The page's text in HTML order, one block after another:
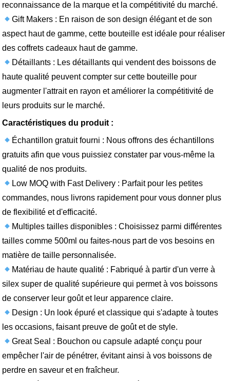
reconnaissance de la marque et la compétitivité du marché.
Gift Makers : En raison de son design élégant et de son
aspect haut de gamme, cette bouteille est idéale pour réaliser
des coffrets cadeaux haut de gamme.
Détaillants : Les détaillants qui vendent des boissons de
haute qualité peuvent compter sur cette bouteille pour
augmenter l'attrait en rayon et améliorer la compétitivité de
leurs produits sur le marché.
Caractéristiques du produit :
Échantillon gratuit fourni : Nous offrons des échantillons
gratuits afin que vous puissiez constater par vous-même la
qualité de nos produits.
Low MOQ with Fast Delivery : Parfait pour les petites
commandes, nous livrons rapidement pour vous donner plus
de flexibilité et d'efficacité.
Multiples tailles disponibles : Choisissez parmi différentes
tailles comme 500ml ou faites-nous part de vos besoins en
matière de taille personnalisée.
Matériau de haute qualité : Fabriqué à partir d'un verre à
silex super de qualité supérieure qui permet à vos boissons
de conserver leur goût et leur apparence claire.
Design : Un look épuré et classique qui s'adapte à toutes
les occasions, faisant preuve de goût et de style.
Great Seal : Bouchon ou capsule adapté conçu pour
empêcher l'air de pénétrer, évitant ainsi à vos boissons de
perdre en saveur et en fraîcheur.